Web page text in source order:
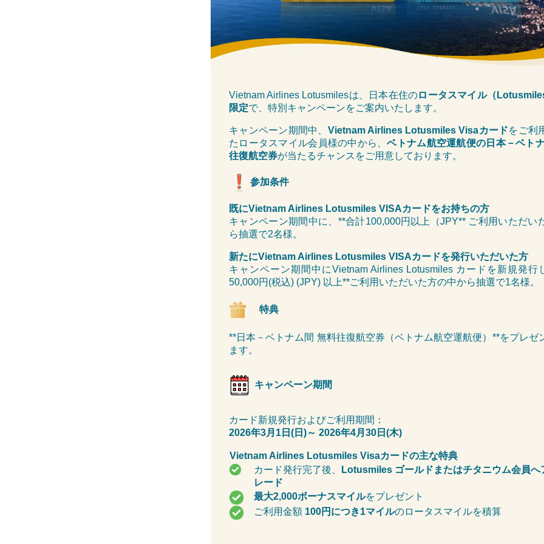
Vietnam Airlines Lotusmilesは、日本在住のロータスマイル（
限定で、特別キャンペーンをご案内いたします。
キャンペーン期間中、 Vietnam Airlines Lotusmiles Visaカードをご利
たロータスマイル会員様の中から、ベトナム航空運航便の日本－ベト
往復航空券が当たるチャンスをご用意しております。
参加条件
既にVietnam Airlines Lotusmiles VISAカードをお持ちの方
キャンペーン期間中に、**合計100,000円以上（JPY** ご利用いただい
ら抽選で2名様。
新たにVietnam Airlines Lotusmiles VISAカードを発行いただいた方
キャンペーン期間中にVietnam Airlines Lotusmiles カードを新規発行
50,000円(税込) (JPY) 以上**ご利用いただいた方の中から抽選で1名様。
特典
**日本－ベトナム間 無料往復航空券（ベトナム航空運航便）**をプレゼ
ます。
キャンペーン期間
カード新規発行およびご利用期間：
2026年3月1日(日)～ 2026年4月30日(木)
Vietnam Airlines Lotusmiles Visaカードの主な特典
カード発行完了後、
Lotusmiles ゴールドまたはチタニウム会員へ
レード
最大2,000ボーナスマイルをプレゼント
ご利用金額 100円につき1マイルのロータスマイルを積算